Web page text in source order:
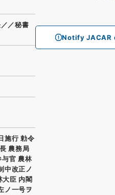
Notify JACAR
／秘書
施行 勅令
農務局
与官 農林
中改正ノ
大臣 内閣
ノ一号ヲ